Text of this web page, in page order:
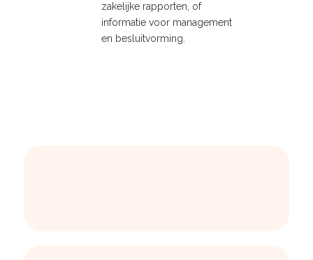
zakelijke rapporten, of
informatie voor management
en besluitvorming.